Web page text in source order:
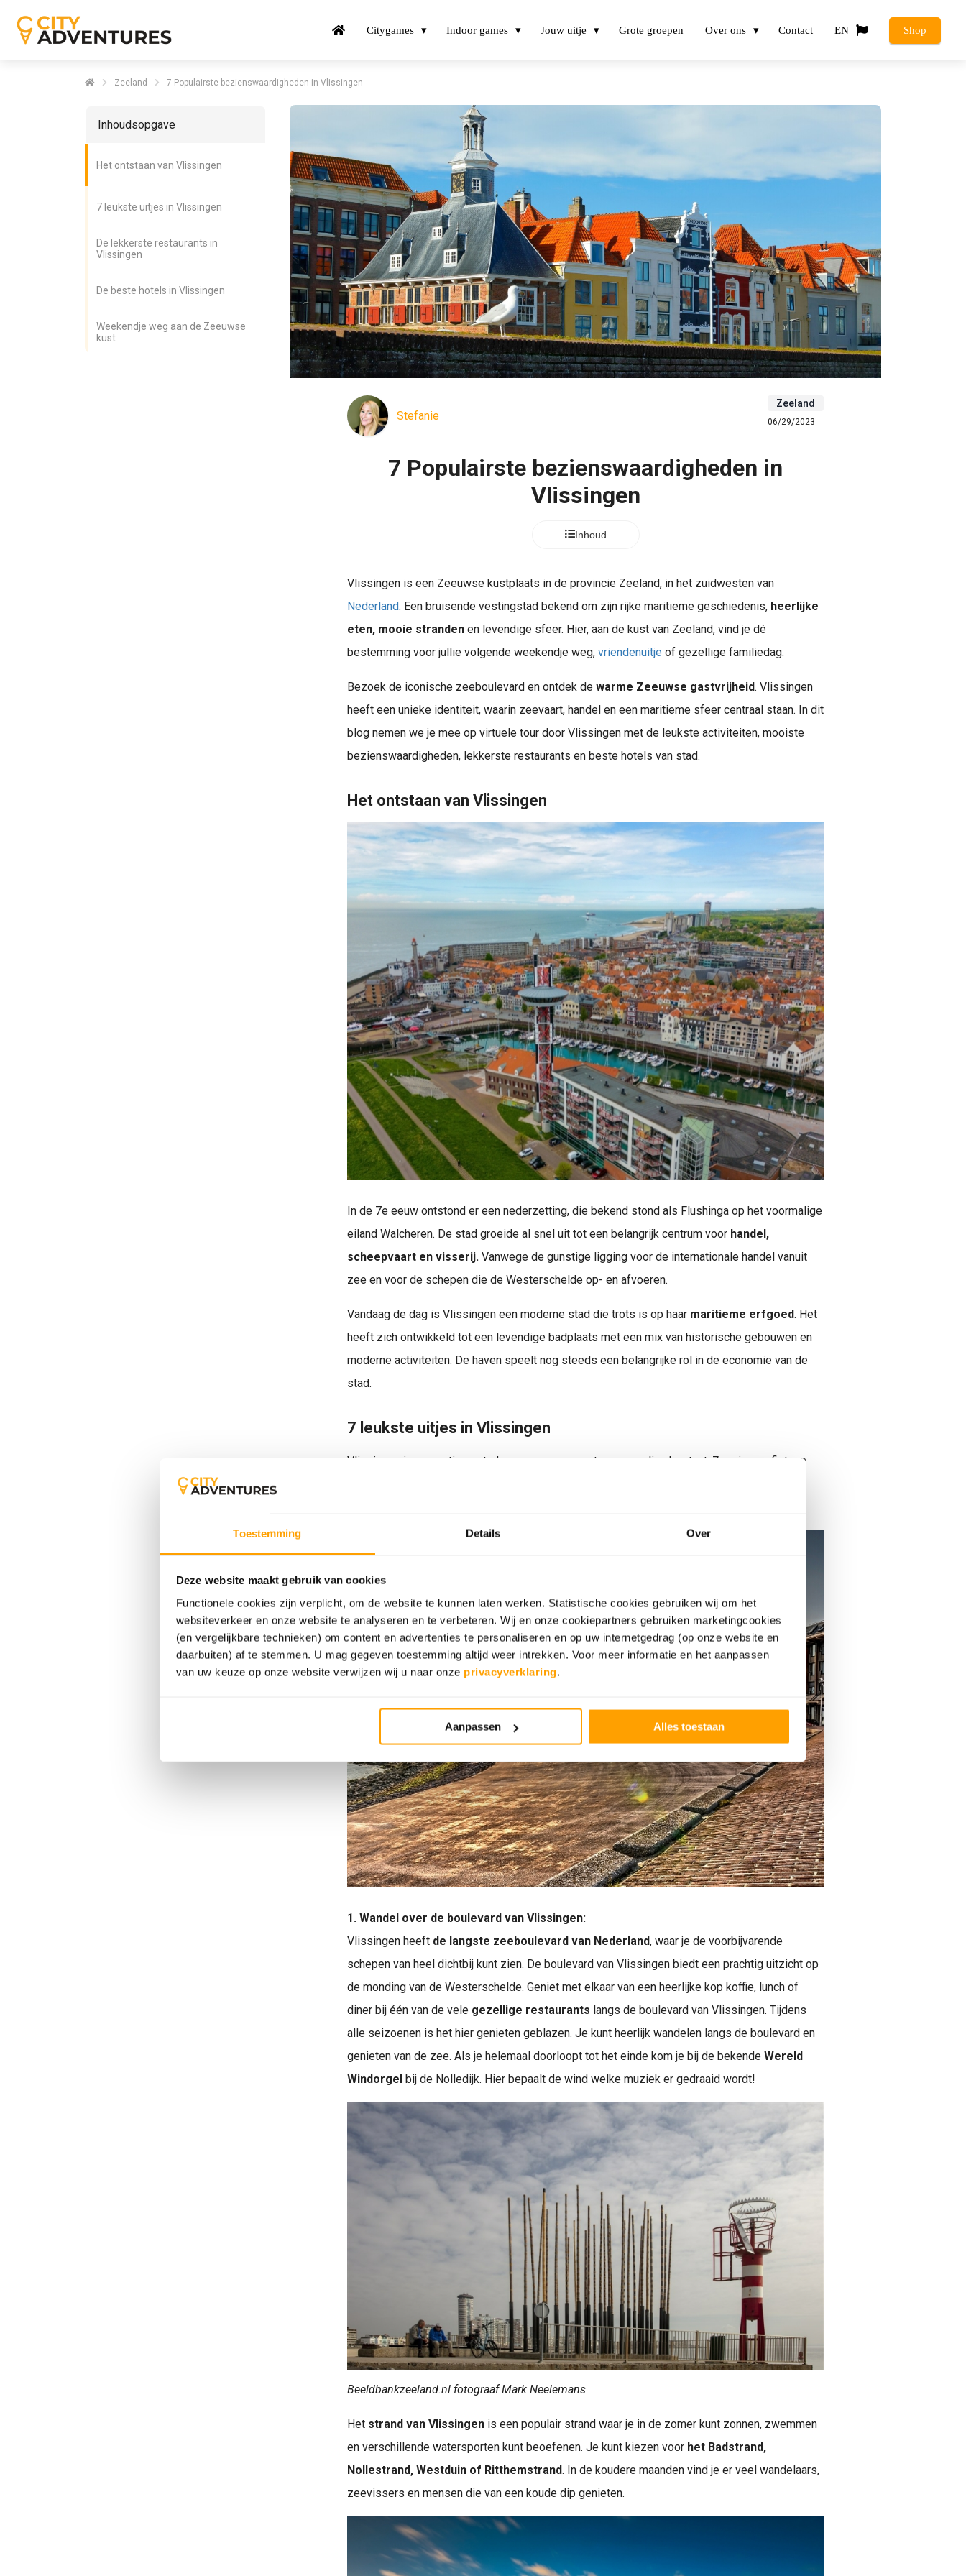
Toestemming Details Over
Deze website maakt gebruik van cookies
Functionele cookies zijn verplicht, om de website te kunnen laten werken. Statistische cookies gebruiken wij om het
websiteverkeer en onze website te analyseren en te verbeteren. Wij en onze cookiepartners gebruiken marketingcookies
(en vergelijkbare technieken) om content en advertenties te personaliseren en op uw internetgedrag (op onze website en
daarbuiten) af te stemmen. U mag gegeven toestemming altijd weer intrekken. Voor meer informatie en het aanpassen
van uw keuze op onze website verwijzen wij u naar onze privacyverklaring.
Aanpassen Alles toestaan
Citygames Indoor games Jouw uitje Grote groepen Over ons Contact EN Shop
Zeeland 7 Populairste bezienswaardigheden in Vlissingen
Inhoudsopgave
Het ontstaan van Vlissingen
7 leukste uitjes in Vlissingen
De lekkerste restaurants in
Vlissingen
De beste hotels in Vlissingen
Weekendje weg aan de Zeeuwse
kust
Stefanie
Zeeland
06/29/2023
7 Populairste bezienswaardigheden in
Vlissingen
Inhoud
Vlissingen is een Zeeuwse kustplaats in de provincie Zeeland, in het zuidwesten van
Nederland. Een bruisende vestingstad bekend om zijn rijke maritieme geschiedenis, heerlijke
eten, mooie stranden en levendige sfeer. Hier, aan de kust van Zeeland, vind je dé
bestemming voor jullie volgende weekendje weg, vriendenuitje of gezellige familiedag.
Bezoek de iconische zeeboulevard en ontdek de warme Zeeuwse gastvrijheid. Vlissingen
heeft een unieke identiteit, waarin zeevaart, handel en een maritieme sfeer centraal staan. In dit
blog nemen we je mee op virtuele tour door Vlissingen met de leukste activiteiten, mooiste
bezienswaardigheden, lekkerste restaurants en beste hotels van stad.
Het ontstaan van Vlissingen
In de 7e eeuw ontstond er een nederzetting, die bekend stond als Flushinga op het voormalige
eiland Walcheren. De stad groeide al snel uit tot een belangrijk centrum voor handel,
scheepvaart en visserij. Vanwege de gunstige ligging voor de internationale handel vanuit
zee en voor de schepen die de Westerschelde op- en afvoeren.
Vandaag de dag is Vlissingen een moderne stad die trots is op haar maritieme erfgoed. Het
heeft zich ontwikkeld tot een levendige badplaats met een mix van historische gebouwen en
moderne activiteiten. De haven speelt nog steeds een belangrijke rol in de economie van de
stad.
7 leukste uitjes in Vlissingen
Vlissingen is een actieve stad waar geen moment van verveling bestaat. Zeevissen, fietsen
1. Wandel over de boulevard van Vlissingen:
Vlissingen heeft de langste zeeboulevard van Nederland, waar je de voorbijvarende
schepen van heel dichtbij kunt zien. De boulevard van Vlissingen biedt een prachtig uitzicht op
de monding van de Westerschelde. Geniet met elkaar van een heerlijke kop koffie, lunch of
diner bij één van de vele gezellige restaurants langs de boulevard van Vlissingen. Tijdens
alle seizoenen is het hier genieten geblazen. Je kunt heerlijk wandelen langs de boulevard en
genieten van de zee. Als je helemaal doorloopt tot het einde kom je bij de bekende Wereld
Windorgel bij de Nolledijk. Hier bepaalt de wind welke muziek er gedraaid wordt!
Beeldbankzeeland.nl fotograaf Mark Neelemans
Het strand van Vlissingen is een populair strand waar je in de zomer kunt zonnen, zwemmen
en verschillende watersporten kunt beoefenen. Je kunt kiezen voor het Badstrand,
Nollestrand, Westduin of Ritthemstrand. In de koudere maanden vind je er veel wandelaars,
zeevissers en mensen die van een koude dip genieten.